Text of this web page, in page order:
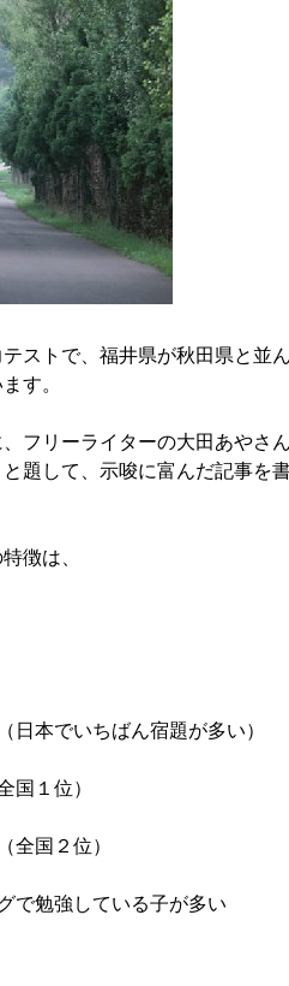
ストで、福井県が秋田県と並
す。
フリーライターの大田あやさ
題して、示唆に富んだ記事を
徴は、
日本でいちばん宿題が多い）
国１位）
全国２位）
で勉強している子が多い